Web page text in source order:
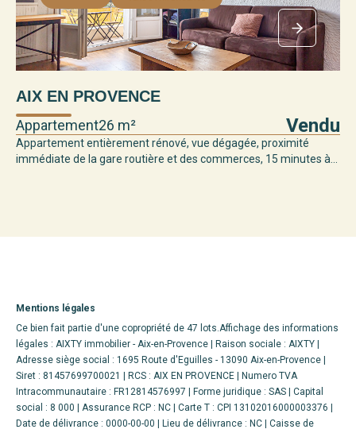
AIX EN PROVENCE
Appartement26 m² Vendu
Appartement entièrement rénové, vue dégagée, proximité
immédiate de la gare routière et des commerces, 15 minutes à...
Mentions légales
Ce bien fait partie d'une copropriété de 47 lots.Affichage des informations
légales : AIXTY immobilier - Aix-en-Provence | Raison sociale : AIXTY |
Adresse siège social : 1695 Route d'Eguilles - 13090 Aix-en-Provence |
Siret : 81457699700021 | RCS : AIX EN PROVENCE | Numero TVA
Intracommunautaire : FR12814576997 | Forme juridique : SAS | Capital
social : 8 000 | Assurance RCP : NC | Carte T : CPI 13102016000003376 |
Date de délivrance : 0000-00-00 | Lieu de délivrance : NC | Caisse de